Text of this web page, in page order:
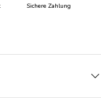
Sichere Zahlung